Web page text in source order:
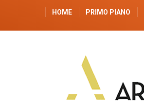
HOME PRIMO PIANO